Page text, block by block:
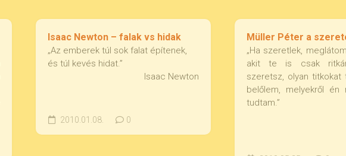
Isaac Newton – falak vs hidak
„Az emberek túl sok falat építenek,
és túl kevés hidat.”
Isaac Newton
2010.01.08. 0
Müller Péter a
„Ha szeretlek,
akit te is csak
szeretsz, olyan titkokat
belőlem, melyekről én
tudtam.”